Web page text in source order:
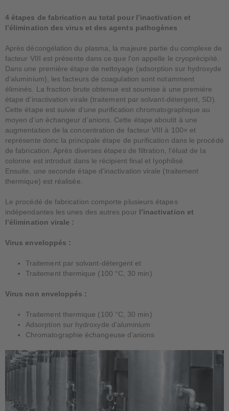
4 étapes de fabrication au total pour l’inactivation et
l’élimination des virus et des agents pathogènes
Après décongélation du plasma, la majeure partie du complexe de
facteur VIII est présente dans ce que l’on appelle le cryoprécipité.
Dans une première étape de nettoyage (adsorption sur hydroxyde
d’aluminium), les facteurs de coagulation sont notamment
éliminés. La fraction brute obtenue est soumise à une première
étape d’inactivation virale (traitement par solvant-détergent, SD).
Cette étape est suivie d’une purification chromatographique au
moyen d’un échangeur d’anions. Cette étape aboutit à une
augmentation de la concentration de facteur VIII à 100× et
représente donc la principale étape de purification dans le procédé
de fabrication. Après diverses étapes de filtration, l’éluat de la
colonne est introduit dans le récipient final et lyophilisé.
Ensuite, une seconde étape d’inactivation virale (traitement
thermique) est réalisée.
Le procédé de fabrication comporte plusieurs étapes
indépendantes les unes des autres pour l’inactivation et
l’élimination virale :
Virus enveloppés :
Traitement par solvant-détergent et
Traitement thermique (100 °C, 30 min)
Virus non enveloppés :
Traitement thermique (100 °C, 30 min)
Adsorption sur hydroxyde d’aluminium
Chromatographie échangeuse d’anions